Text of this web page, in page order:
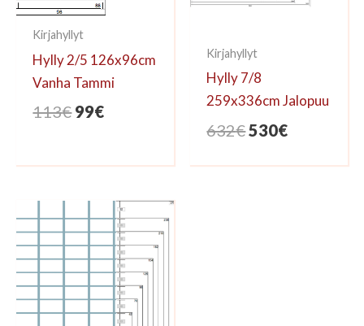
Kirjahyllyt
Hylly 2/5 126x96cm
Vanha Tammi
113€Alkuperäinen
99€Nykyinen
Kirjahyllyt
Hylly 7/8
259x336cm Jalopuu
632€Alkuperäinen
oli:
530€Nykyinen
on: